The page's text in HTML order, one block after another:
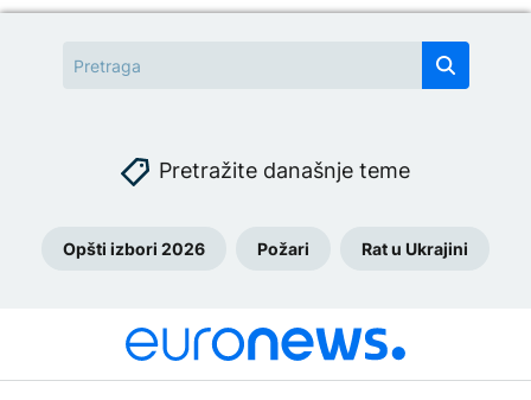
Pretražite današnje teme
Opšti izbori 2026 Požari Rat u Ukrajini